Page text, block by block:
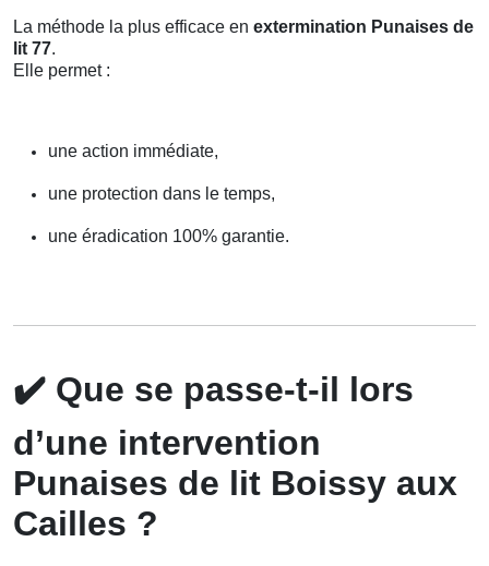
La méthode la plus efficace en extermination Punaises de
lit 77.
Elle permet :
une action immédiate,
une protection dans le temps,
une éradication 100% garantie.
✔️ Que se passe-t-il lors
d’une intervention
Punaises de lit Boissy aux
Cailles ?